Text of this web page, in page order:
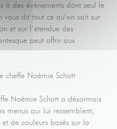
à des événements dont seul le
dit tout ce qu’on sait sur
et sur l’étendue des
peut offrir aux
cheffe Noémie Schott
Noémie Schott a désormais
menus qui lui ressemblent,
de couleurs basés sur la